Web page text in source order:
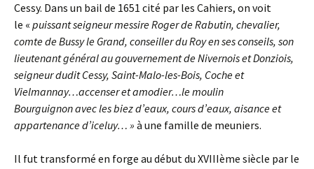
Cessy. Dans un bail de 1651 cité par les Cahiers, on voit
le « puissant seigneur messire Roger de Rabutin, chevalier,
comte de Bussy le Grand, conseiller du Roy enses conseils, son
lieutenant général au gouvernementde Nivernois et Donziois,
seigneur dudit Cessy, Saint-Malo-les-Bois, Coche et
Vielmannay…accenser et amodier…le moulin
Bourguignon avec les biez d’eaux, cours d’eaux, aisance et
appartenance d’iceluy… » à une famille de meuniers.
Il fut transformé en forge au début du XVIIIème siècle par le